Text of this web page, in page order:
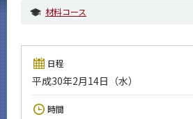
材料コース
日程
平成30年2月14日（水）
時間
入学案内
Admissions
材料系 News